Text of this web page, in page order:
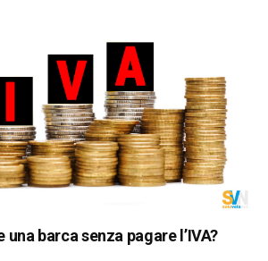
barca senza pagare l’IVA?